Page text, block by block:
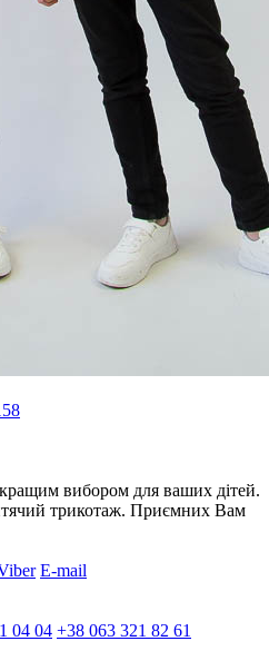
вибором для ваших дітей.
трикотаж. Приємних Вам
E-mail
04 04 +38 063 321 82 61